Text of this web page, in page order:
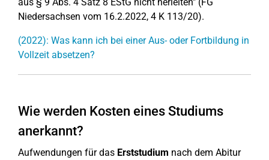
Niedersachsen vom 16.2.2022, 4 K 113/20).
(2022): Was kann ich bei einer Aus- oder Fortbildung in
Vollzeit absetzen?
Wie werden Kosten eines Studiums
anerkannt?
Aufwendungen für das Erststudium nach dem Abitur